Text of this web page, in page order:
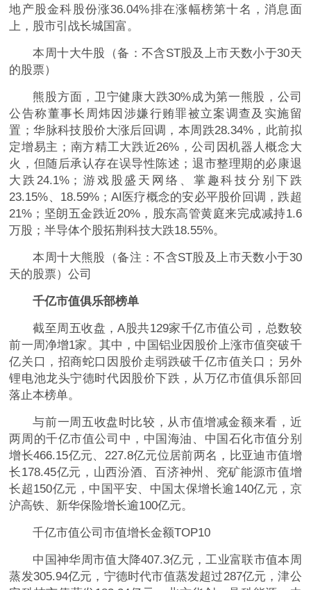
地产股金科股份涨36.04%排在涨幅榜第十名，消息面
上，股市引战长城国富。
本周十大牛股（备：不含ST股及上市天数小于30天
的股票）
熊股方面，卫宁健康大跌30%成为第一熊股，公司
公告称董事长周炜因涉嫌行贿罪被立案调查及实施留
置；华脉科技股价大涨后回调，本周跌28.34%，此前拟
定增易主；南方精工大跌近26%，公司因机器人概念大
火，但随后承认存在误导性陈述；退市整理期的必康退
大跌24.1%；游戏股盛天网络、掌趣科技分别下跌
23.15%、18.59%；AI医疗概念的安必平股价回调，跌超
21%；坚朗五金跌近20%，股东高管黄庭来完成减持1.6
万股；半导体个股拓荆科技大跌18.55%。
本周十大熊股（备注：不含ST股及上市天数小于30
天的股票）公司
千亿市值俱乐部榜单
截至周五收盘，A股共129家千亿市值公司，总数较
前一周净增1家。其中，中国铝业因股价上涨市值突破千
亿关口，招商蛇口因股价走弱跌破千亿市值关口；另外
锂电池龙头宁德时代因股价下跌，从万亿市值俱乐部回
落止本榜单。
与前一周五收盘时比较，从市值增减金额来看，近
两周的千亿市值公司中，中国海油、中国石化市值分别
增长466.15亿元、227.8亿元位居前两名，比亚迪市值增
长178.45亿元，山西汾酒、百济神州、兖矿能源市值增
长超150亿元，中国平安、中国太保增长逾140亿元，京
沪高铁、新华保险增长逾100亿元。
千亿市值公司市值增长金额TOP10
中国神华周市值大降407.3亿元，工业富联市值本周
蒸发305.94亿元，宁德时代市值蒸发超过287亿元，津公